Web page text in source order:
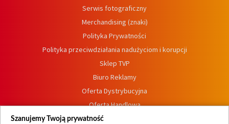
Serwis fotograficzny
Merchandising (znaki)
Polityka Prywatności
Polityka przeciwdziałania nadużyciom i korupcji
Sklep TVP
Biuro Reklamy
Oferta Dystrybucyjna
Oferta Handlowa
Dostępność
Szanujemy Twoją prywatność